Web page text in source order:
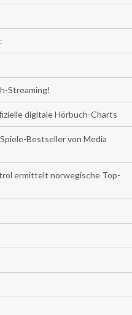
Streaming!
digitale Hörbuch-Charts
Bestseller von Media
ermittelt norwegische Top-